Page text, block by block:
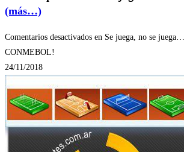
(más…)
Comentarios desactivados en Se juega, no se
CONMEBOL!
24/11/2018